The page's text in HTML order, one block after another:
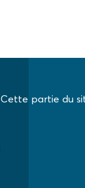
Cette partie du